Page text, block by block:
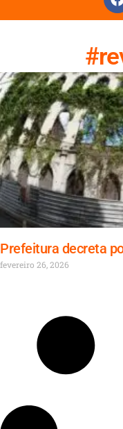
Prefeitura decreta
fevereiro 26, 2026